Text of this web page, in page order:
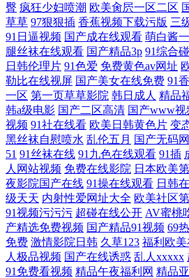
臀 疯狂少妇喷潮 欧美肏屄一区二区
草草 97狠狠插 香蕉视频下载污版 三
91日逼视频 国产成在线观看 萌白酱
腿丝袜在线观看 国产精品3p 91综合碰
日韩伦理片 91色爱 免费黄色av网址
勒比在线视屏 国产美女在线免费 91
一区 第一页草草影院 韩日成人 精品
韩a级电影 国产二区高清 国产www视
视频 91社在线看 欧美日韩黄色片 变
黑丝袜自慰喷水 乱伦五月 国产无码
51 91丝袜在线 91九色在线观看 91插
人网站视频 免费在线影院 日本欧美
夜影院国产在线 91操在线观看 日韩
级天天 内射性爱网址大全 欧美社区
91视频污污污 超碰在线公开 AV蜜桃
产精选免费视频 国产精品91视频 69
免费 激情影院日韩 久草123 福利欧
人极品视频 国产在线诱惑 乱人xxxxx
91免费看视频 精品午夜福利网 精品